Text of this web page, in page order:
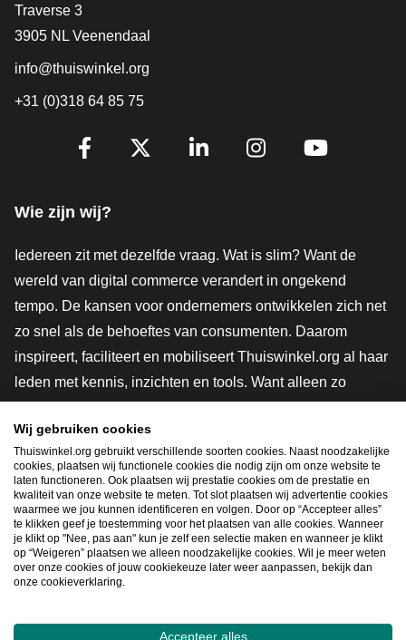
Contact
Traverse 3
3905 NL Veenendaal
info@thuiswinkel.org
+31 (0)318 64 85 75
Volg je ons al?
Wie zijn wij?
Iedereen zit met dezelfde vraag. Wat is slim? Want de
wereld van digital commerce verandert in ongekend
tempo. De kansen voor ondernemers ontwikkelen zich net
zo snel als de behoeftes van consumenten. Daarom
inspireert, faciliteert en mobiliseert Thuiswinkel.org al haar
leden met kennis, inzichten en tools. Want alleen zo
innovatievere toekomst. Dus groei ook mee en maak
shoppen slimmer.
Lid worden
Snel navigeren
Wij gebruiken cookies
Thuiswinkel.org gebruikt verschillende soorten cookies. Naast noodzakelijke
cookies, plaatsen wij functionele cookies die nodig zijn om onze website te
laten functioneren. Ook plaatsen wij prestatie cookies om de prestatie en
kwaliteit van onze website te meten. Tot slot plaatsen wij advertentie cookies
waarmee we jou kunnen identificeren en volgen. Door op “Accepteer alles”
te klikken geef je toestemming voor het plaatsen van alle cookies. Wanneer
je klikt op "Nee, pas aan" kun je zelf een selectie maken en wanneer je klikt
op “Weigeren” plaatsen we alleen noodzakelijke cookies. Wil je meer weten
over onze cookies of jouw cookiekeuze later weer aanpassen, bekijk dan
onze cookieverklaring.
Accepteer alles